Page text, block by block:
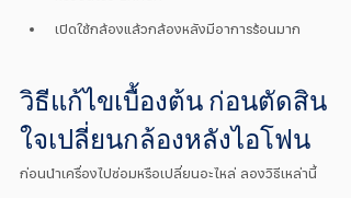
เปิดใช้กล้องแล้วกล้องหลังมีอาการร้อนมาก
วิธีแก้ไขเบื้องต้น ก่อนตัดสิน
ใจเปลี่ยนกล้องหลังไอโฟน
ก่อนนำเครื่องไปซ่อมหรือเปลี่ยนอะไหล่ ลองวิธีเหล่านี้